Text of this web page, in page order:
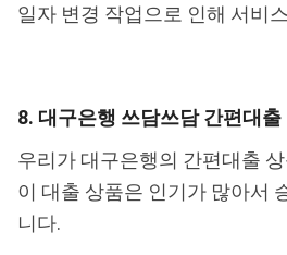
일자 변경 작업으로 인해 서비
8. 대구은행 쓰담쓰담 간편대
우리가 대구은행의 간편대출
이 대출 상품은 인기가 많아서
니다.